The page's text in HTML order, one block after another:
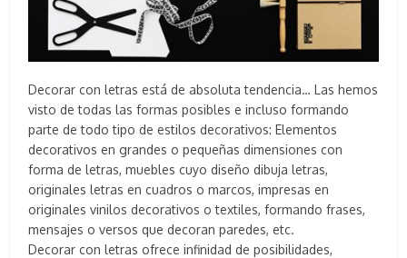
Decorar con letras está de absoluta tendencia… Las hemos
visto de todas las formas posibles e incluso formando
parte de todo tipo de estilos decorativos: Elementos
decorativos en grandes o pequeñas dimensiones con
forma de letras, muebles cuyo diseño dibuja letras,
originales letras en cuadros o marcos, impresas en
originales vinilos decorativos o textiles, formando frases,
mensajes o versos que decoran paredes, etc.
Decorar con letras ofrece infinidad de posibilidades,